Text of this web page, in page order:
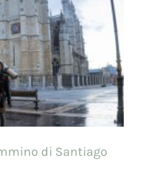
di Santiago